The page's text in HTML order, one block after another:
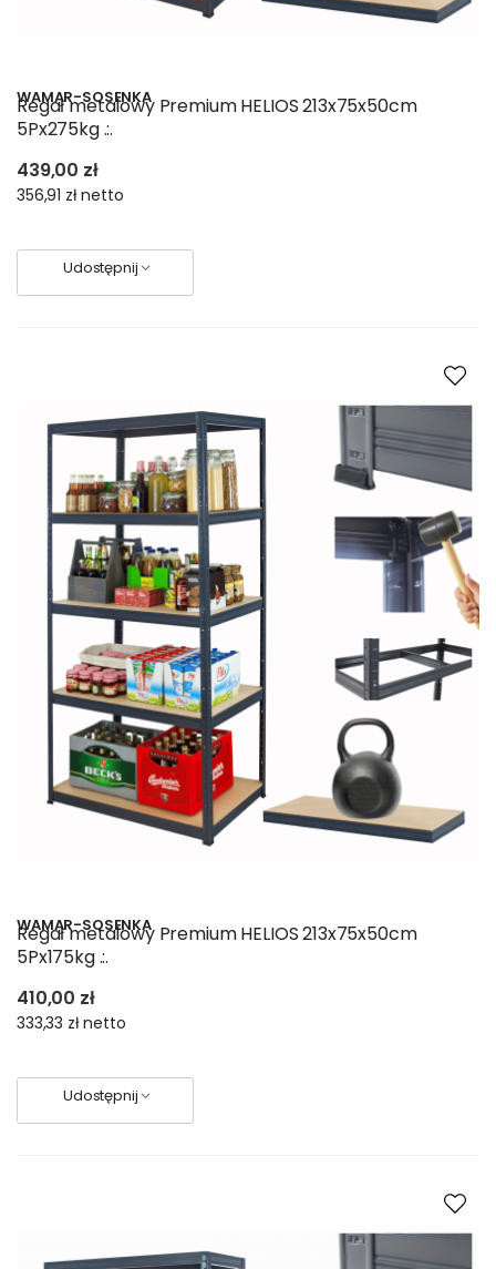
WAMAR-SOSENKA
Regał metalowy Premium HELIOS 213x75x50cm
5Px275kg .:.
439,00 zł
356,91 złnetto
Udostępnij
WAMAR-SOSENKA
Regał metalowy Premium HELIOS 213x75x50cm
5Px175kg .:.
410,00 zł
333,33 złnetto
Udostępnij